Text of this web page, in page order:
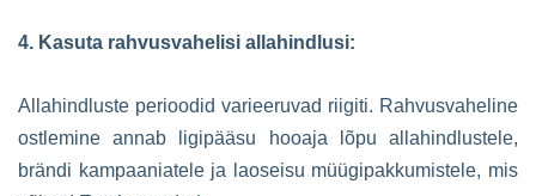
4. Kasuta rahvusvahelisi allahindlusi:
Allahindluste perioodid varieeruvad riigiti. Rahvusvaheline
ostlemine annab ligipääsu hooaja lõpu allahindlustele,
brändi kampaaniatele ja laoseisu müügipakkumistele, mis